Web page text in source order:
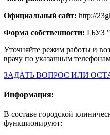
Официальный сайт: http://
Форма собственности: ГБУЗ
Уточняйте режим работы и
врачу по указанным
ЗАДАТЬ ВОПРОС ИЛИ
Информация:
В составе городской
функционируют: